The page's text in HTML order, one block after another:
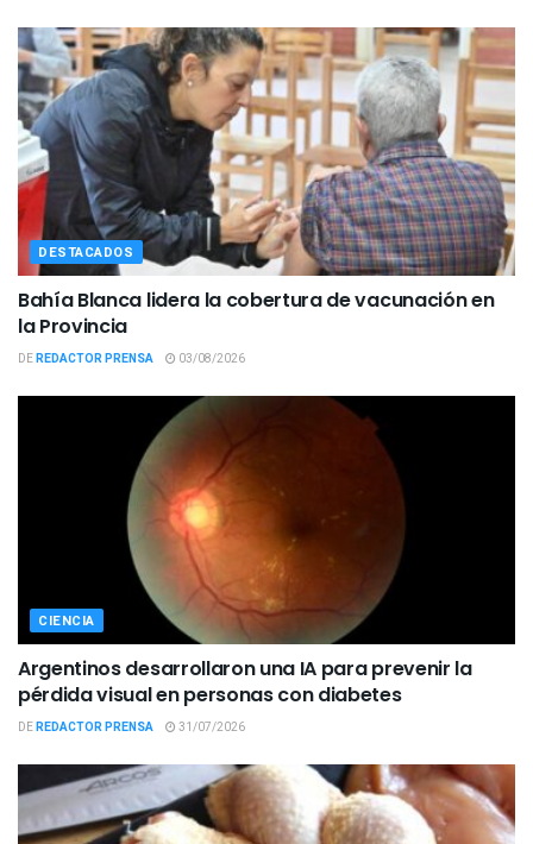
DESTACADOS
Bahía Blanca lidera la cobertura de vacunación en
la Provincia
DEREDACTOR PRENSA 03/08/2026
CIENCIA
Argentinos desarrollaron una IA para prevenir la
pérdida visual en personas con diabetes
DEREDACTOR PRENSA 31/07/2026